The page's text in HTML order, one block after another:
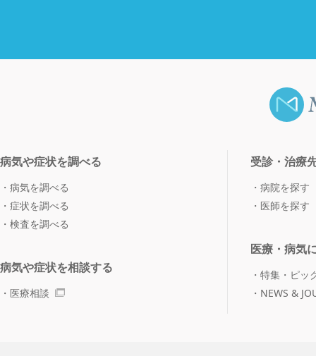
病気や症状を調べる
病気を調べる
症状を調べる
検査を調べる
病気や症状を相談する
医療相談
受診・治療
病院を探す
医師を探す
医療・病気
特集・ピッ
NEWS &